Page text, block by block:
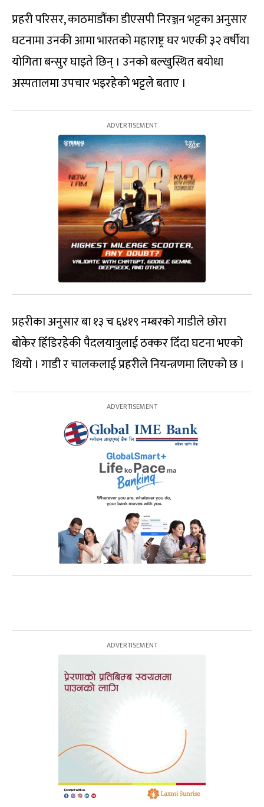
प्रहरी परिसर, काठमाडौंका डीएसपी निरञ्जन भट्टका अनुसार
घटनामा उनकी आमा भारतको महाराष्ट्र घर भएकी ३२ वर्षीया
योगिता बन्सुर घाइते छिन् । उनको बल्खुस्थित बयोधा
अस्पतालमा उपचार भइरहेको भट्टले बताए ।
प्रहरीका अनुसार बा १३ च ६४१९ नम्बरको गाडीले छोरा
बोकेर हिँडिरहेकी पैदलयात्रुलाई ठक्कर दिँदा घटना भएको
थियो । गाडी र चालकलाई प्रहरीले नियन्त्रणमा लिएको छ ।